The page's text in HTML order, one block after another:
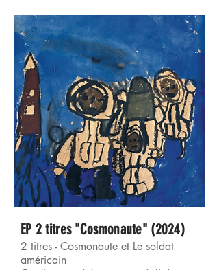
EP 2 titres "Cosmonaute" (2024)
2 titres - Cosmonaute et Le soldat
américain